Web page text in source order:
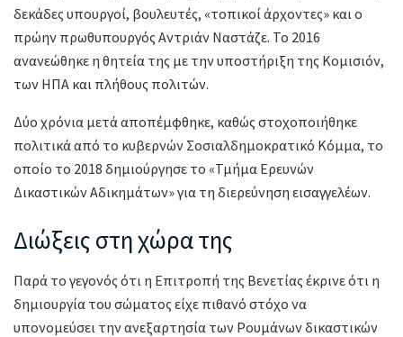
δεκάδες υπουργοί, βουλευτές, «τοπικοί άρχοντες» και ο
πρώην πρωθυπουργός Αντριάν Ναστάζε. Το 2016
ανανεώθηκε η θητεία της με την υποστήριξη της Κομισιόν,
των ΗΠΑ και πλήθους πολιτών.
Δύο χρόνια μετά αποπέμφθηκε, καθώς στοχοποιήθηκε
πολιτικά από το κυβερνών Σοσιαλδημοκρατικό Κόμμα, το
οποίο το 2018 δημιούργησε το «Τμήμα Ερευνών
Δικαστικών Αδικημάτων» για τη διερεύνηση εισαγγελέων.
Διώξεις στη χώρα της
Παρά το γεγονός ότι η Επιτροπή της Βενετίας έκρινε ότι η
δημιουργία του σώματος είχε πιθανό στόχο να
υπονομεύσει την ανεξαρτησία των Ρουμάνων δικαστικών